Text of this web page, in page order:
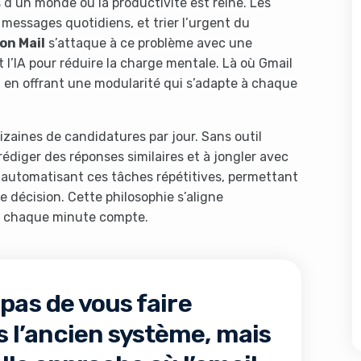
quotidiens, et trier l’urgent du
Mail s’attaque à ce problème avec une
pour réduire la charge mentale. Là où Gmail
offrant une modularité qui s’adapte à chaque
de candidatures par jour. Sans outil
des réponses similaires et à jongler avec
ces tâches répétitives, permettant
décision. Cette philosophie s’aligne
minute compte.
de vous faire
système, mais